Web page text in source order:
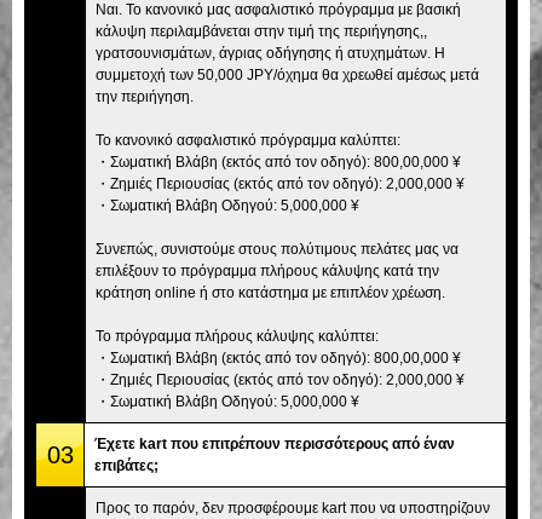
Ναι. Το κανονικό μας ασφαλιστικό πρόγραμμα με βασική
κάλυψη περιλαμβάνεται στην τιμή της περιήγησης,,
γρατσουνισμάτων, άγριας οδήγησης ή ατυχημάτων. Η
συμμετοχή των 50,000 JPY/όχημα θα χρεωθεί αμέσως μετά
την περιήγηση.
Το κανονικό ασφαλιστικό πρόγραμμα καλύπτει:
・Σωματική Βλάβη (εκτός από τον οδηγό): 800,00,000 ¥
・Ζημιές Περιουσίας (εκτός από τον οδηγό): 2,000,000 ¥
・Σωματική Βλάβη Οδηγού: 5,000,000 ¥
Συνεπώς, συνιστούμε στους πολύτιμους πελάτες μας να
επιλέξουν το πρόγραμμα πλήρους κάλυψης κατά την
κράτηση online ή στο κατάστημα με επιπλέον χρέωση.
Το πρόγραμμα πλήρους κάλυψης καλύπτει:
・Σωματική Βλάβη (εκτός από τον οδηγό): 800,00,000 ¥
・Ζημιές Περιουσίας (εκτός από τον οδηγό): 2,000,000 ¥
・Σωματική Βλάβη Οδηγού: 5,000,000 ¥
03
Έχετε kart που επιτρέπουν περισσότερους από έναν
επιβάτες;
Προς το παρόν, δεν προσφέρουμε kart που να υποστηρίζουν